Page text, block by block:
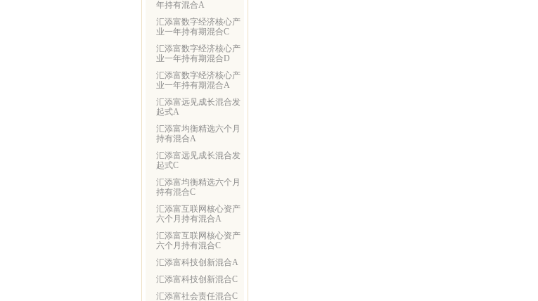
年持有混合A
汇添富数字经济核心产
业一年持有期混合C
汇添富数字经济核心产
业一年持有期混合D
汇添富数字经济核心产
业一年持有期混合A
汇添富远见成长混合发
起式A
汇添富均衡精选六个月
持有混合A
汇添富远见成长混合发
起式C
汇添富均衡精选六个月
持有混合C
汇添富互联网核心资产
六个月持有混合A
汇添富互联网核心资产
六个月持有混合C
汇添富科技创新混合A
汇添富科技创新混合C
汇添富社会责任混合C